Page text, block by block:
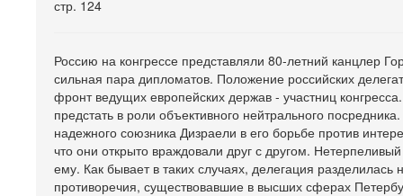
стр. 124
Россию на конгрессе представляли 80-летний канцлер
сильная пара дипломатов. Положение российских
фронт ведущих европейских держав - участниц
предстать в роли объективного нейтрального
надежного союзника Дизраели в его борьбе против
что они открыто враждовали друг с другом.
ему. Как бывает в таких случаях, делегация
противоречия, существовавшие в высших сферах